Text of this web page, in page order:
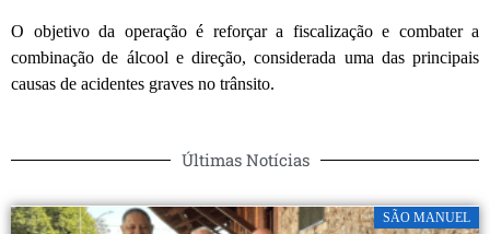
O objetivo da operação é reforçar a fiscalização e combater a
combinação de álcool e direção, considerada uma das principais
causas de acidentes graves no trânsito.
Últimas Notícias
SÃO MANUEL